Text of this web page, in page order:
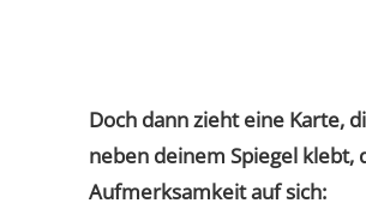
Doch dann zieht eine Karte,
neben deinem Spiegel klebt,
Aufmerksamkeit auf sich: